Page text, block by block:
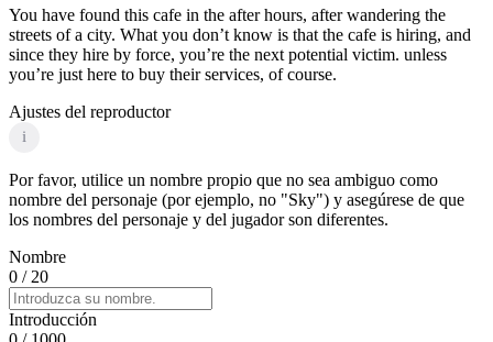
You have found this cafe in the after hours, after wandering the
streets of a city. What you don’t know is that the cafe is hiring, and
since they hire by force, you’re the next potential victim. unless
you’re just here to buy their services, of course.
Ajustes del reproductor
i
Por favor, utilice un nombre propio que no sea ambiguo como
nombre del personaje (por ejemplo, no "Sky") y asegúrese de que
los nombres del personaje y del jugador son diferentes.
Nombre
0 / 20
Introducción